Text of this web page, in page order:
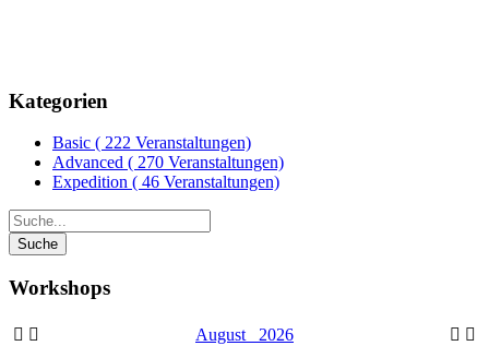
Kategorien
Basic ( 222 Veranstaltungen)
Advanced ( 270 Veranstaltungen)
Expedition ( 46 Veranstaltungen)
Workshops
August 2026